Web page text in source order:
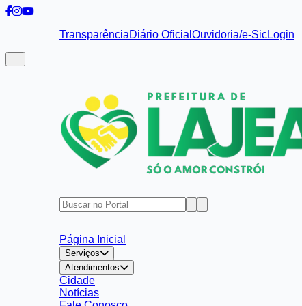
TransparênciaDiário Oficial Ouvidoria/e-SicLogin
Página Inicial
Serviços
Atendimentos
Cidade
Notícias